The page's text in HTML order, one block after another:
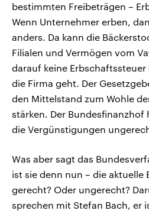
bestimmten Freibeträgen –
Wenn Unternehmer erben,
anders. Da kann die
Filialen und Vermögen vom
darauf keine
die Firma geht. Der
den Mittelstand zum Wohle
stärken. Der Bundesfinanzhof
die Vergünstigungen
Was aber sagt das
ist sie denn nun – die aktuelle
gerecht? Oder ungerecht?
sprechen mit Stefan Bach, er